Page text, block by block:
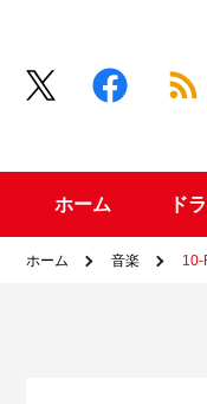
ホーム ド
ホーム 音楽 10-